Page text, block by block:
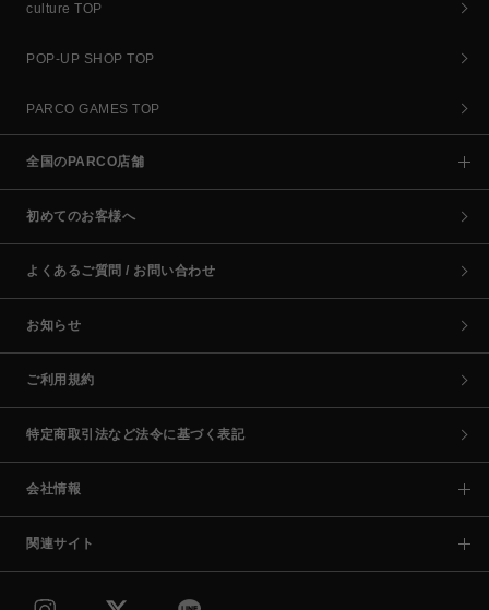
culture TOP
POP-UP SHOP TOP
PARCO GAMES TOP
全国のPARCO店舗
初めてのお客様へ
よくあるご質問 / お問い合わせ
お知らせ
ご利用規約
特定商取引法など法令に基づく表記
会社情報
関連サイト